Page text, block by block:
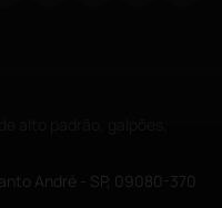
André - SP, 09080-370